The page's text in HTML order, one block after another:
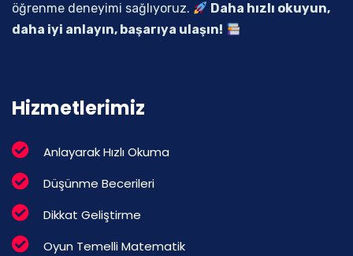
öğrenme deneyimi sağlıyoruz.
Daha hızlı okuyun,
daha iyi anlayın, başarıya ulaşın!
Hizmetlerimiz
Anlayarak Hızlı Okuma
Düşünme Becerileri
Dikkat Geliştirme
Oyun Temelli Matematik